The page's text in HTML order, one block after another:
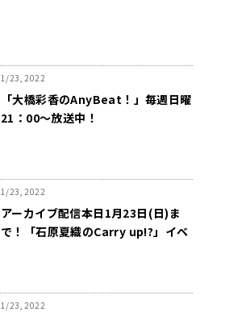
1/23, 2022
「大橋彩香のAnyBeat！」毎週日曜
21：00～放送中！
1/23, 2022
アーカイブ配信本日1月23日(日)ま
で！「石原夏織のCarry up!?」イベ
1/23, 2022